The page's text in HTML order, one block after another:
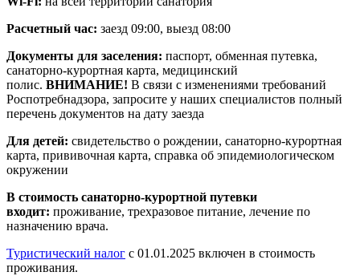
Расчетный час: заезд 09:00, выезд 08:00
Документы для заселения: паспорт, обменная путевка,
санаторно-курортная карта, медицинский
полис. ВНИМАНИЕ! В связи с изменениями требований
Роспотребнадзора, запросите у наших специалистов полный
перечень документов на дату заезда
Для детей: свидетельство о рождении, санаторно-курортная
карта, прививочная карта, справка об эпидемиологическом
окружении
В стоимость санаторно-курортной путевки
входит: проживание, трехразовое питание, лечение по
назначению врача.
Туристический налог с 01.01.2025 включен в стоимость
проживания.